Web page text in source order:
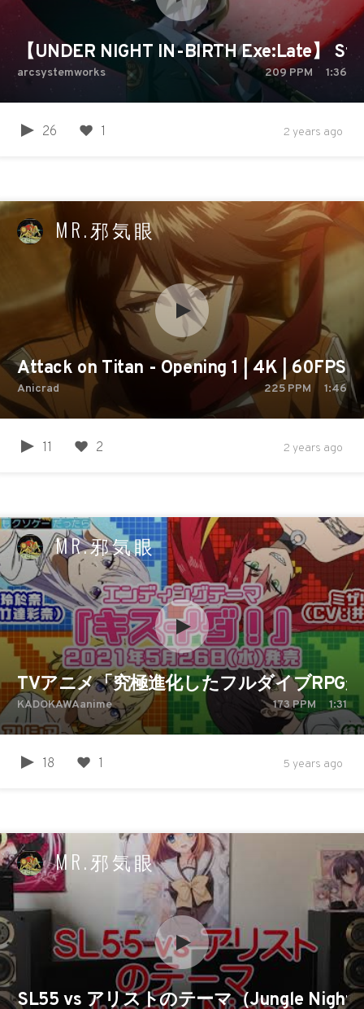
【UNDER NIGHT IN-BIRTH Exe:Late】
arcsystemworks 209 PPM 1:36
26 1 2 years ago
MR.邪気眼
Attack on Titan - Opening 1 | 4K | 60FPS |
Anicrad 225 PPM 1:46
11 2 2 years ago
MR.邪気眼
TVアニメ「究極進化したフルダイブRPG
KADOKAWAanime 173PPM 1:31
18 1 5 years ago
MR.邪気眼
SL55 vs アリストのテーマ（Jungle Night